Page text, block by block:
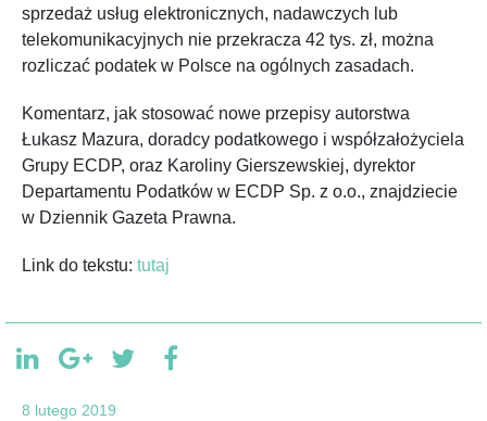
sprzedaż usług elektronicznych, nadawczych lub
telekomunikacyjnych nie przekracza 42 tys. zł, można
rozliczać podatek w Polsce na ogólnych zasadach.
Komentarz, jak stosować nowe przepisy autorstwa
Łukasz Mazura, doradcy podatkowego i współzałożyciela
Grupy ECDP, oraz Karoliny Gierszewskiej, dyrektor
Departamentu Podatków w ECDP Sp. z o.o., znajdziecie
w Dziennik Gazeta Prawna.
Link do tekstu: tutaj
8 lutego 2019